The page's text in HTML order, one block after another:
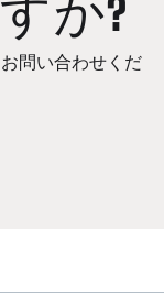
問い合わせくだ